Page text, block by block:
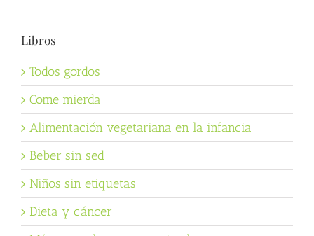
Libros
Todos gordos
Come mierda
Alimentación vegetariana en la infancia
Beber sin sed
Niños sin etiquetas
Dieta y cáncer